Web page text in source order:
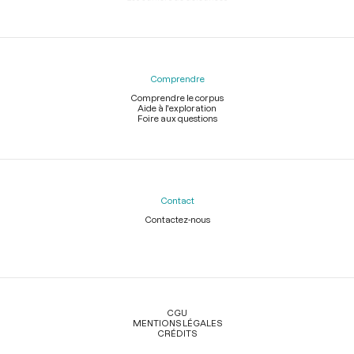
Comprendre
Comprendre le corpus
Aide à l'exploration
Foire aux questions
Contact
Contactez-nous
Légal
CGU
MENTIONS LÉGALES
CRÉDITS